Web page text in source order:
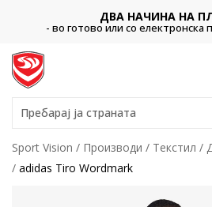
ДВА НАЧИНА НА
- во готово или со електронска
Пребарај ја страната
Sport Vision Производи Текстил
adidas Tiro Wordmark